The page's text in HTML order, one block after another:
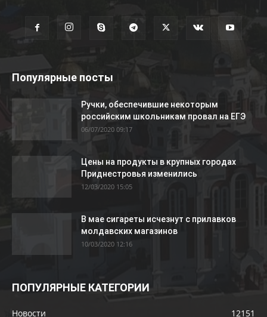
Популярные посты
Ручки, обеспечившие некоторым
российским школьникам провал на ЕГЭ
06/07/2020 09:17
Цены на продукты в крупных городах
Приднестровья изменились
12/03/2020 15:05
В мае сигареты исчезнут с прилавков
молдавских магазинов
10/03/2020 12:16
ПОПУЛЯРНЫЕ КАТЕГОРИИ
Новости 12151